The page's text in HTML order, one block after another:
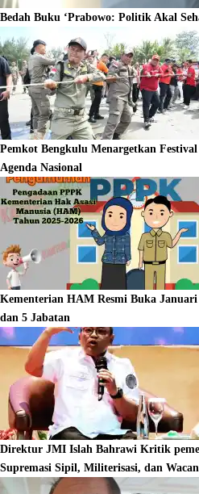
Bedah Buku ‘Prabowo: Politik Akal
Pemkot Bengkulu Menargetkan
Agenda Nasional
Kementerian HAM Resmi Buka
dan 5 Jabatan
Direktur JMI Islah Bahrawi Kritik
Supremasi Sipil, Militerisasi, dan